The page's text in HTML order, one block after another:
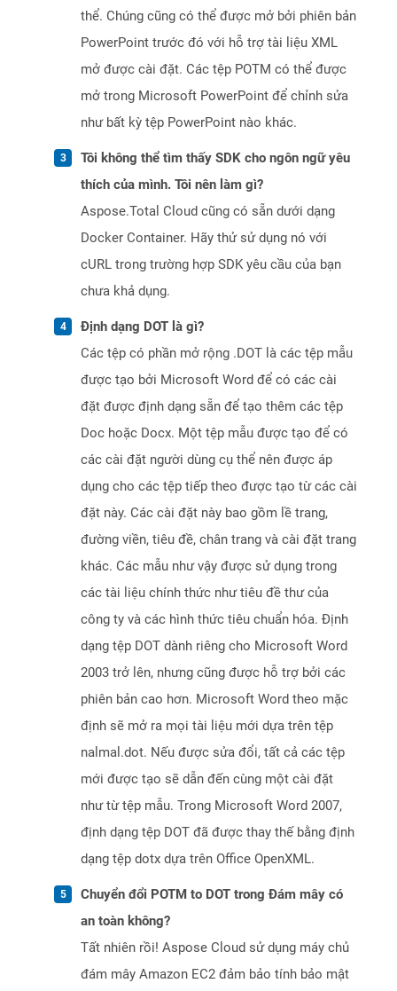
thể. Chúng cũng có thể được mở bởi phiên bản
PowerPoint trước đó với hỗ trợ tài liệu XML
mở được cài đặt. Các tệp POTM có thể được
mở trong Microsoft PowerPoint để chỉnh sửa
như bất kỳ tệp PowerPoint nào khác.
Tôi không thể tìm thấy SDK cho ngôn ngữ yêu
thích của mình. Tôi nên làm gì?
Aspose.Total Cloud cũng có sẵn dưới dạng
Docker Container. Hãy thử sử dụng nó với
cURL trong trường hợp SDK yêu cầu của bạn
chưa khả dụng.
Định dạng DOT là gì?
Các tệp có phần mở rộng .DOT là các tệp mẫu
được tạo bởi Microsoft Word để có các cài
đặt được định dạng sẵn để tạo thêm các tệp
Doc hoặc Docx. Một tệp mẫu được tạo để có
các cài đặt người dùng cụ thể nên được áp
dụng cho các tệp tiếp theo được tạo từ các cài
đặt này. Các cài đặt này bao gồm lề trang,
đường viền, tiêu đề, chân trang và cài đặt trang
khác. Các mẫu như vậy được sử dụng trong
các tài liệu chính thức như tiêu đề thư của
công ty và các hình thức tiêu chuẩn hóa. Định
dạng tệp DOT dành riêng cho Microsoft Word
2003 trở lên, nhưng cũng được hỗ trợ bởi các
phiên bản cao hơn. Microsoft Word theo mặc
định sẽ mở ra mọi tài liệu mới dựa trên tệp
nalmal.dot. Nếu được sửa đổi, tất cả các tệp
mới được tạo sẽ dẫn đến cùng một cài đặt
như từ tệp mẫu. Trong Microsoft Word 2007,
định dạng tệp DOT đã được thay thế bằng định
dạng tệp dotx dựa trên Office OpenXML.
Chuyển đổi POTM to DOT trong Đám mây có
an toàn không?
Tất nhiên rồi! Aspose Cloud sử dụng máy chủ
đám mây Amazon EC2 đảm bảo tính bảo mật